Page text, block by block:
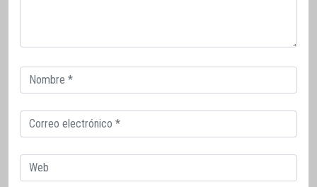
Correo
electrónico
Correo
electrónico
Web